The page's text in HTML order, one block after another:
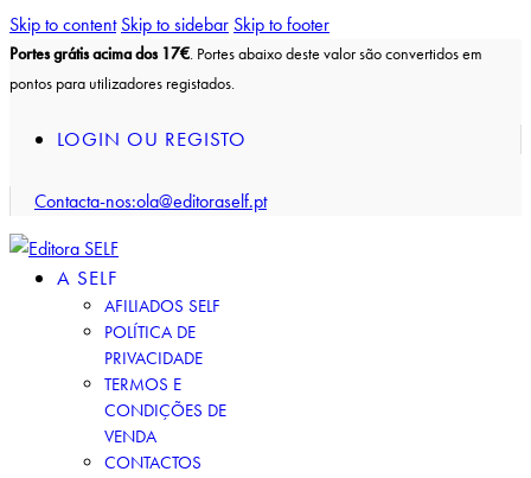
Skip to content Skip to sidebar Skip to footer
Portes grátis acima dos 17€. Portes abaixo deste valor são convertidos em
pontos para utilizadores registados.
LOGIN OU REGISTO
Contacta-nos:ola@editoraself.pt
A SELF
AFILIADOS SELF
POLÍTICA DE
PRIVACIDADE
TERMOS E
CONDIÇÕES DE
VENDA
CONTACTOS